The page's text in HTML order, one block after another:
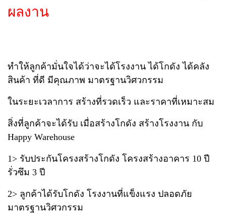
ผลงาน
ทำให้ลูกค้ามั่นใจได้ว่าจะได้โรงงาน ได้โกดัง ได้คลัง
สินค้า ที่ดี มีคุณภาพ มาตรฐานวิศวกรรม
ในระยะเวลาการ สร้างที่รวดเร็ว และราคาที่เหมาะสม
สิ่งที่ลูกค้าจะได้รับ เมื่อสร้างโกดัง สร้างโรงงาน กับ
Happy Warehouse
1> รับประกันโครงสร้างโกดัง โครงสร้างอาคาร 10 ปี
รั่วซึม 3 ปี
2> ลูกค้าได้รับโกดัง โรงงานที่แข็งแรง ปลอดภัย
มาตรฐานวิศวกรรม